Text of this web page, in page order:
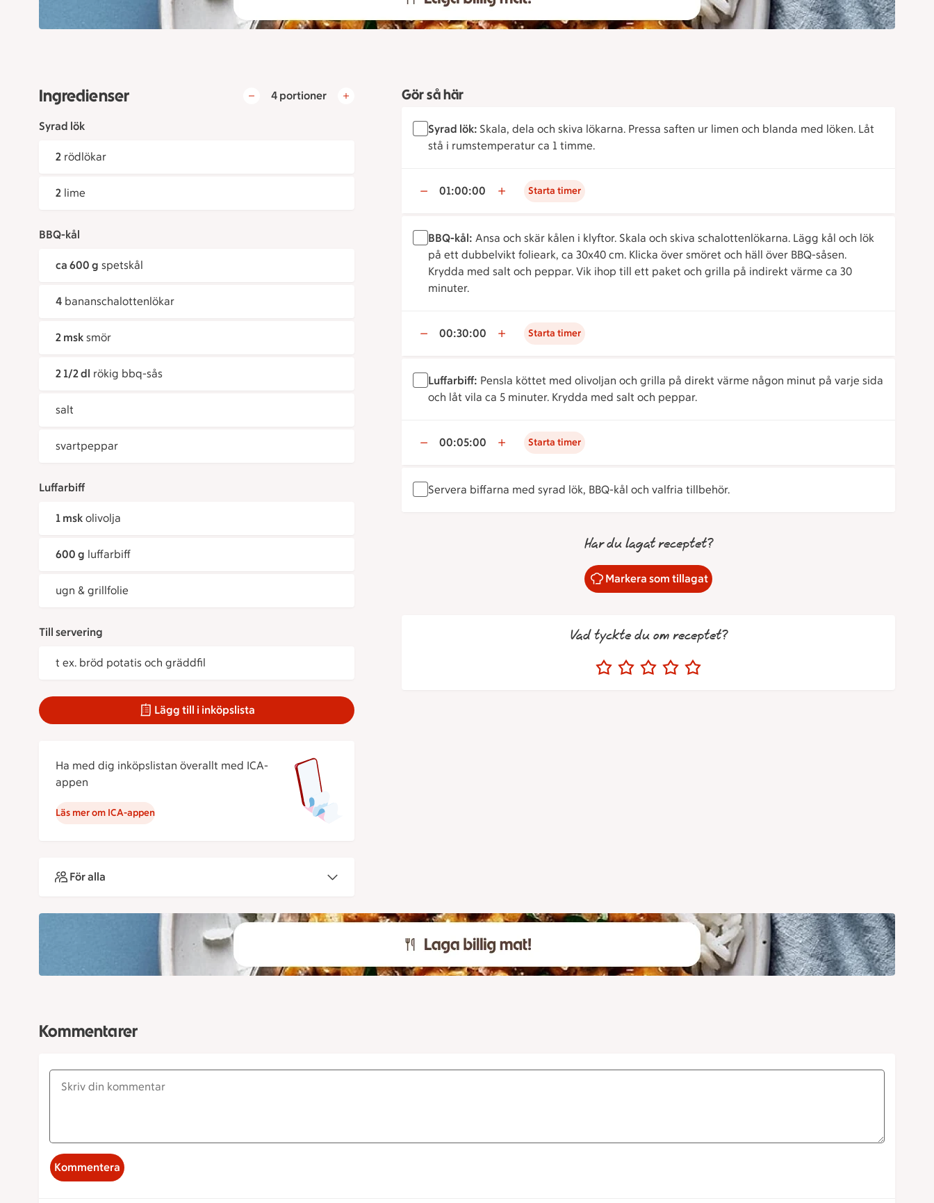
Ingredienser 4 portioner
Syrad lök
2 rödlökar
2 lime
BBQ-kål
ca 600 g spetskål
4 bananschalottenlökar
2 msk smör
2 1/2 dl rökig bbq-sås
salt
svartpeppar
Luffarbiff
1 msk olivolja
600 g luffarbiff
ugn & grillfolie
Till servering
t ex. bröd potatis och gräddfil
Lägg till i inköpslista
Ha med dig inköpslistan överallt med ICA-
appen
Läs mer om ICA-appen
För alla
Gör så här
Syrad lök: Skala, dela och skiva lökarna. Pressa saften ur limen och blanda med löken. Låt
stå i rumstemperatur ca 1 timme.
01:00:00 Starta timer
BBQ-kål: Ansa och skär kålen i klyftor. Skala och skiva schalottenlökarna. Lägg kål och lök
på ett dubbelvikt folieark, ca 30x40 cm. Klicka över smöret och häll över BBQ-såsen.
Krydda med salt och peppar. Vik ihop till ett paket och grilla på indirekt värme ca 30
minuter.
00:30:00 Starta timer
Luffarbiff: Pensla köttet med olivoljan och grilla på direkt värme någon minut på varje sida
och låt vila ca 5 minuter. Krydda med salt och peppar.
00:05:00 Starta timer
Servera biffarna med syrad lök, BBQ-kål och valfria tillbehör.
Har du lagat receptet?
Markera som tillagat
Vad tyckte du om receptet?
Kommentarer
Kommentera